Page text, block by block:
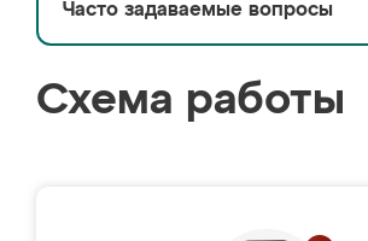
Часто задаваемые вопросы
Схема работы